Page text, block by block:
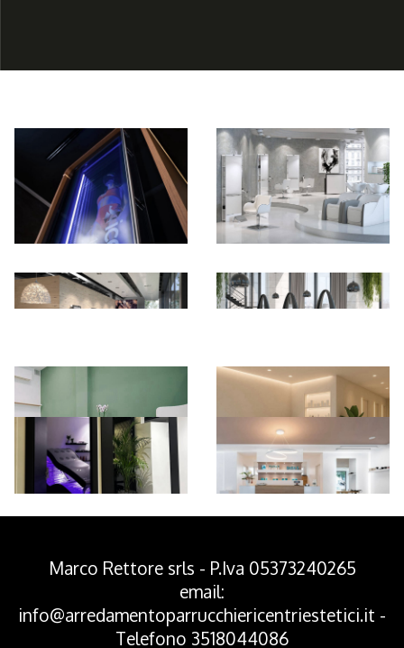
Marco Rettore srls - P.Iva 05373240265
email:
info@arredamentoparrucchiericentriestetici.it -
Telefono 3518044086